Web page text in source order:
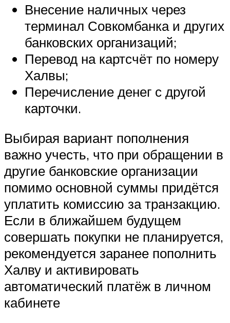
Внесение наличных через
терминал Совкомбанка и других
банковских организаций;
Перевод на картсчёт по номеру
Халвы;
Перечисление денег с другой
карточки.
Выбирая вариант пополнения
важно учесть, что при обращении в
другие банковские организации
помимо основной суммы придётся
уплатить комиссию за транзакцию.
Если в ближайшем будущем
совершать покупки не планируется,
рекомендуется заранее пополнить
Халву и активировать
автоматический платёж в личном
кабинете